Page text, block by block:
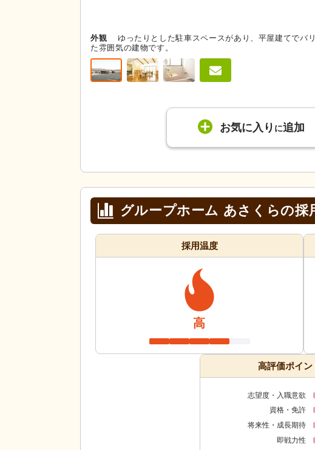
外観
ゆったりとした駐車スペースがあり、平屋建てでバ
た雰囲気の建物です。
お気に入り に追加
グループホーム あさくらの採
採用温度
高
高評価ポイン
志望度・入職意欲
資格・免許
将来性・成長期待
即戦力性